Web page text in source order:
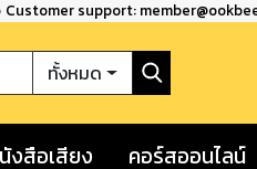
Customer support:
ทั้งหมด
งสือเสียง คอร์สออนไลน์